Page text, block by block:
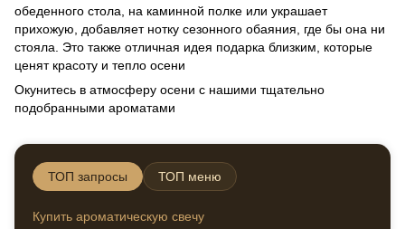
обеденного стола, на каминной полке или украшает
прихожую, добавляет нотку сезонного обаяния, где бы она ни
стояла. Это также отличная идея подарка близким, которые
ценят красоту и тепло осени
Окунитесь в атмосферу осени с нашими тщательно
подобранными ароматами
ТОП запросы ТОП меню
Купить ароматическую свечу